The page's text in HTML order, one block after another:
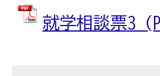
就学相談票3